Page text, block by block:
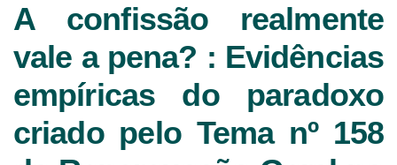
A confissão realmente
vale a pena? : Evidências
empíricas do paradoxo
criado pelo Tema nº 158